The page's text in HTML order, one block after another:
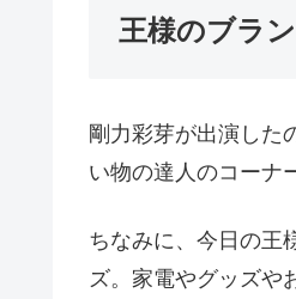
王様のブラ
剛力彩芽が出演した
い物の達人のコーナ
ちなみに、今日の王
ズ。家電やグッズや